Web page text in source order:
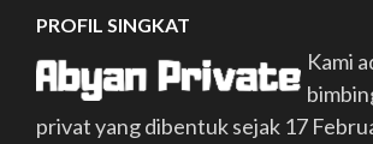
PROFIL SINGKAT
Kami
privat yang dibentuk sejak 17